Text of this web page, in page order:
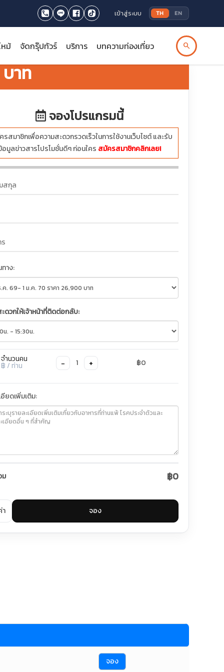
เข้าสู่ระบบ TH EN
หม้ จัดกรุ๊ปทัวร์ บริการ บทความท่องเที่ยว search
บาท
จองโปรแกรมนี้
รสมาชิกเพื่อความสะดวกรวดเร็วในการใช้งานเว็บไซต์ และรับ
อมูลข่าวสารโปรโมชั่นดีๆ ก่อนใคร สมัครสมาชิกคลิกเลย!
าง:
ะดวกให้เจ้าหน้าที่ติดต่อกลับ:
จำนวนคน
฿ / ท่าน − 1 + ฿0
อียดเพิ่มเติม:
ม ฿0
า จอง
จอง